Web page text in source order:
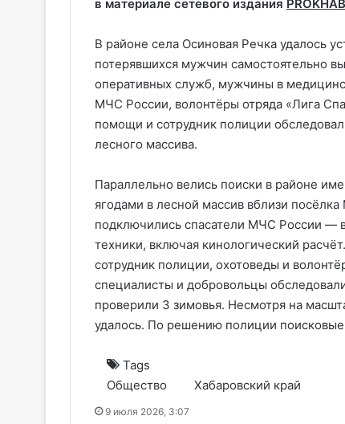
в материале сетевого издания
В районе села Осиновая Речка удалось
потерявшихся мужчин самостоятельно
оперативных служб, мужчины в
МЧС России, волонтёры отряда «Лига
помощи и сотрудник полиции
лесного массива.
Параллельно велись поиски в районе
ягодами в лесной массив вблизи
подключились спасатели МЧС России —
техники, включая кинологический
сотрудник полиции, охотоведы и
специалисты и добровольцы
проверили 3 зимовья. Несмотря на
удалось. По решению полиции
Tags
Общество
Хабаровский край
9 июля 2026, 3:07